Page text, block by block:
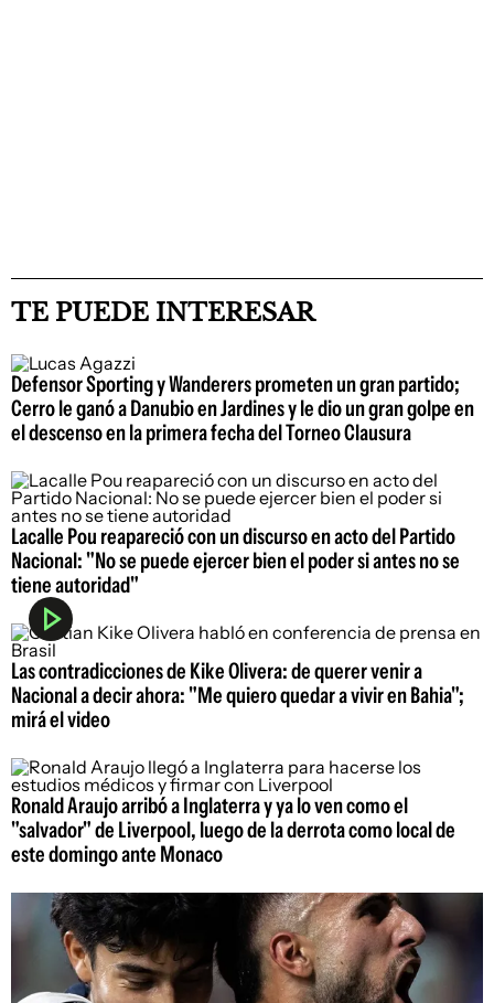
TE PUEDE INTERESAR
Defensor Sporting y Wanderers prometen un gran partido;
Cerro le ganó a Danubio en Jardines y le dio un gran golpe en
el descenso en la primera fecha del Torneo Clausura
Lacalle Pou reapareció con un discurso en acto del Partido
Nacional: "No se puede ejercer bien el poder si antes no se
tiene autoridad"
Las contradicciones de Kike Olivera: de querer venir a
Nacional a decir ahora: "Me quiero quedar a vivir en Bahia";
mirá el video
Ronald Araujo arribó a Inglaterra y ya lo ven como el
"salvador" de Liverpool, luego de la derrota como local de
este domingo ante Monaco